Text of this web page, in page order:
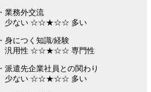
・業務外交流
少ない ☆☆★☆☆ 多い
・身につく知識/経験
汎用性 ☆☆★☆☆ 専門性
・派遣先企業社員との関わり
少ない ☆☆★☆☆ 多い